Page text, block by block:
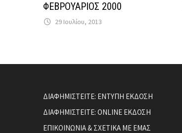
ΦΕΒΡΟΥΑΡΙΟΣ 2000
29 Ιουλίου, 2013
ΔΙΑΦΗΜΙΣΤΕΙΤΕ: ΕΝΤΥΠΗ ΕΚΔΟΣΗ
ΔΙΑΦΗΜΙΣΤΕΙΤΕ: ONLINE ΕΚΔΟΣΗ
ΕΠΙΚΟΙΝΩΝΙΑ & ΣΧΕΤΙΚΑ ΜΕ ΕΜΑΣ